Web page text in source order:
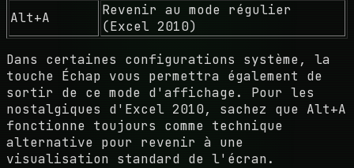
Alt+A
Revenir au mode régulier
(Excel 2010)
Dans certaines configurations système, la
touche Échap vous permettra également de
sortir de ce mode d'affichage. Pour les
nostalgiques d'Excel 2010, sachez que Alt+A
fonctionne toujours comme technique
alternative pour revenir à une
visualisation standard de l'écran.